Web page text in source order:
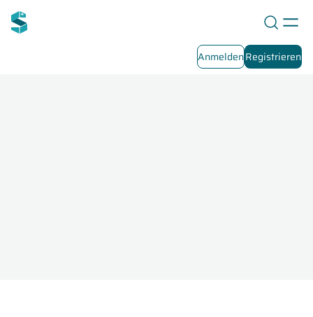
AnmeldenRegistrieren